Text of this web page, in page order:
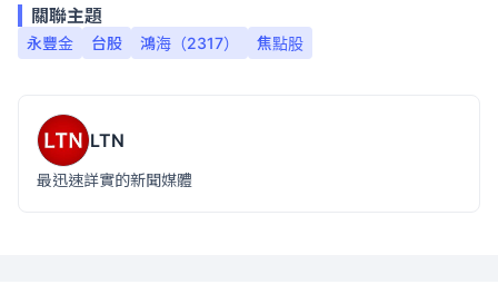
關聯主題
永豐金 台股 鴻海（2317） 焦點股
LTN
最迅速詳實的新聞媒體